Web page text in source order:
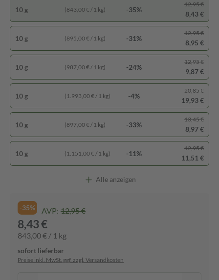
10 g (895,00 € / 1 kg) -31%
12,95 €
8,95 €
10 g (987,00 € / 1 kg) -24%
12,95 €
9,87 €
10 g (1.993,00 € / 1 kg) -4%
20,85 €
19,93 €
10 g (843,00 € / 1 kg) -35%
12,95 €
8,43 €
10 g (897,00 € / 1 kg) -33%
13,45 €
8,97 €
10 g (1.151,00 € / 1 kg) -11%
12,95 €
11,51 €
Alle anzeigen
-35% AVP: 12,95 €
8,43 €
843,00 € / 1 kg
sofort lieferbar
Preise inkl. MwSt. ggf. zzgl. Versandkosten